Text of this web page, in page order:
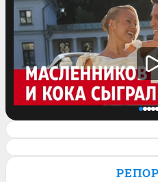
сыграли свадьбу.